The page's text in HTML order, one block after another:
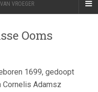
VROEGER
Ooms
1699, gedoopt
Cornelis Adamsz